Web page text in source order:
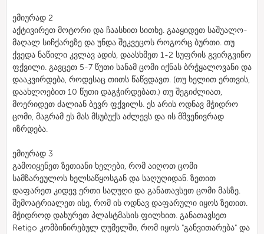
ემიურად 2
აქტივირეთ მოტორი და ჩაასხით სითხე. გააყიდეთ საშუალო-
მაღალ სიჩქარეზე და უნდა შეკვეცოს როგორც ბურთი. თუ
ქვედა ნაწილი კვლავ ადის, დაასხმეთ 1-2 სუფრის გვირგვინო
ფქვილი. გავცეთ 5-7 წუთი სანამ ცომი იქნას ბრჭყალოვანი და
დააკვირდება, როდესაც თითს წაწვდავთ. (თუ ხელით ერთვის,
დაახლოებით 10 წუთი დაგჭირდებათ.) თუ შეგიძლიათ,
მოერიდეთ ძალიან ბევრ ფქვილს. ეს არის ოდნავ მჭიდრო
ცომი, მაგრამ ეს მას მსუბუქს აძლევს და ის მშვენივრად
იზრდება.
ემიურად 3
გამოიყენეთ ზეთიანი ხელები, რომ აიღოთ ცომი
სამზარეულოს ხელსაწყოსგან და საღუღიდან. ზეთით
დაფარეთ კიდევ ერთი საღუღი და განათავსეთ ცომი მასზე.
შემოატრიალეთ ისე, რომ ის ოდნავ დაფარული იყოს ზეთით.
მჭიდროდ დახურეთ პლასტმასის ფილხით. განათავსეთ
Retigo კომბინირებულ ღუმელში, რომ იყოს "განვითარება" და